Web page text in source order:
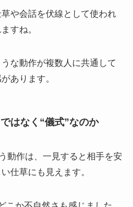
や会話を伏線として使われ
すね。
な動作が複数人に共通して
あります。
はなく“儀式”なのか
動作は、一見すると相手を安
仕草にも見えます。